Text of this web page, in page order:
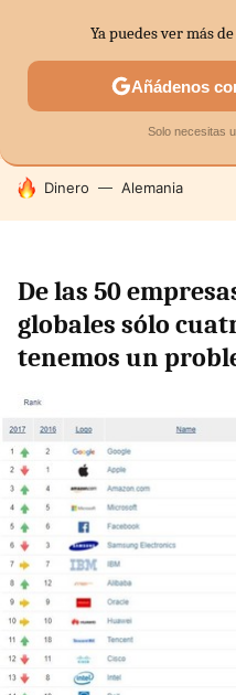
SECTORES ECONOMÍA
HOY SE HABLA DE
Dinero Alemania
De las 50
globales sólo
tenemos un
Ya puedes ver más
Añádenos
Solo necesitas